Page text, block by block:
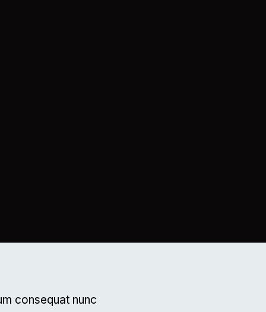
consequat nunc